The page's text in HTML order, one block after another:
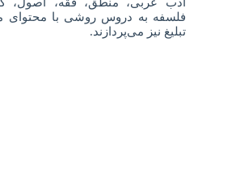
فلسفه به دروس روشی با محتوای
تبلیغ نیز می‌پردازند.